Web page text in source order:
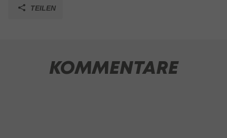
TEILEN
KOMMENTARE